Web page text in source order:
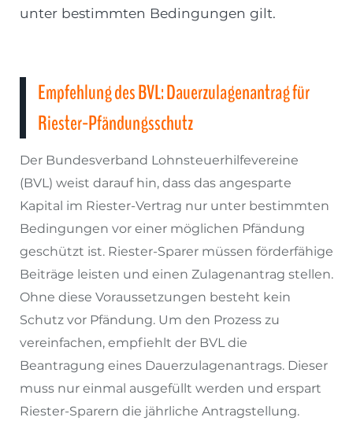
unter bestimmten Bedingungen gilt.
Empfehlung des BVL: Dauerzulagenantrag für
Riester-Pfändungsschutz
Der Bundesverband Lohnsteuerhilfevereine
(BVL) weist darauf hin, dass das angesparte
Kapital im Riester-Vertrag nur unter bestimmten
Bedingungen vor einer möglichen Pfändung
geschützt ist. Riester-Sparer müssen förderfähige
Beiträge leisten und einen Zulagenantrag stellen.
Ohne diese Voraussetzungen besteht kein
Schutz vor Pfändung. Um den Prozess zu
vereinfachen, empfiehlt der BVL die
Beantragung eines Dauerzulagenantrags. Dieser
muss nur einmal ausgefüllt werden und erspart
Riester-Sparern die jährliche Antragstellung.